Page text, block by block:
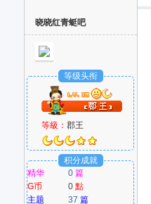
晓晓红青蜓吧
等级头衔
等級：郡王
积分成就
精华
0 篇
G币
0點
主题
37 篇